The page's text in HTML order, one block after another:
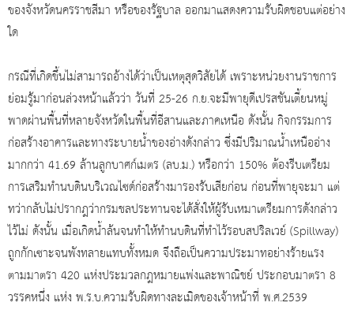
ของจังหวัดนครราชสีมา หรือของรัฐบาล ออกมาแสดงความรับผิดชอบแต่อย่าง
ใด
กรณีที่เกิดขึ้นไม่สามารถอ้างได้ว่าเป็นเหตุสุดวิสัยได้ เพราะหน่วยงานราชการ
ย่อมรู้มาก่อนล่วงหน้าแล้วว่า วันที่ 25-26 ก.ย.จะมีพายุดีเปรสชันเตี้ยนหมู่
พาดผ่านพื้นที่หลายจังหวัดในพื้นที่อีสานและภาคเหนือ ดังนั้น กิจกรรมการ
ก่อสร้างอาคารและทางระบายน้ำของอ่างดังกล่าว ซึ่งมีปริมาณน้ำเหนืออ่าง
มากกว่า 41.69 ล้านลูกบาศก์เมตร (ลบ.ม.) หรือกว่า 150% ต้องรีบเตรียม
การเสริมทำนบดินบริเวณไซด์ก่อสร้างมารองรับเสียก่อน ก่อนที่พายุจะมา แต่
ทว่ากลับไม่ปรากฎว่ากรมชลประทานจะได้สั่งให้ผู้รับเหมาเตรียมการดังกล่าว
ไว้ไม่ ดังนั้น เมื่อเกิดน้ำล้นจนทำให้ทำนบดินที่ทำไว้รอบสปริลเวย์ (Spillway)
ถูกกักเซาะจนพังทลายแทบทั้งหมด จึงถือเป็นความประมาทอย่างร้ายแรง
ตามมาตรา 420 แห่งประมวลกฎหมายแพ่งและพาณิชย์ ประกอบมาตรา 8
วรรคหนึ่ง แห่ง พ.ร.บ.ความรับผิดทางละเมิดของเจ้าหน้าที่ พ.ศ.2539